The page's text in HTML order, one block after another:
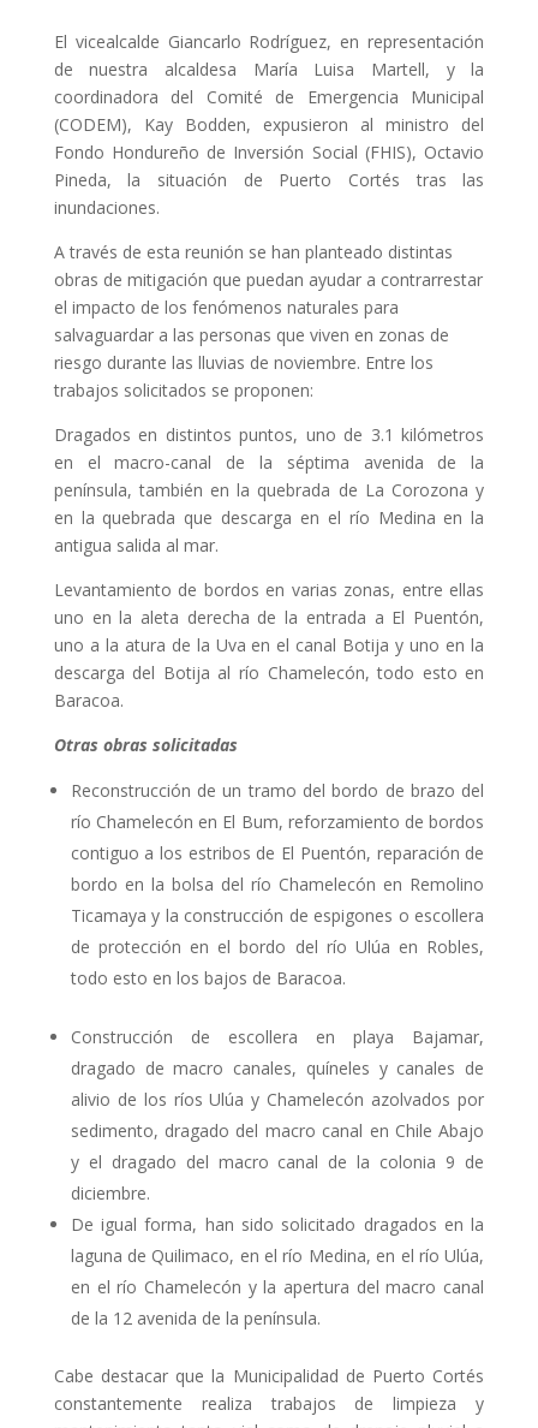
El vicealcalde Giancarlo Rodríguez, en representación
de nuestra alcaldesa María Luisa Martell, y la
coordinadora del Comité de Emergencia Municipal
(CODEM), Kay Bodden, expusieron al ministro del
Fondo Hondureño de Inversión Social (FHIS), Octavio
Pineda, la situación de Puerto Cortés tras las
inundaciones.
A través de esta reunión se han planteado distintas
obras de mitigación que puedan ayudar a contrarrestar
el impacto de los fenómenos naturales para
salvaguardar a las personas que viven en zonas de
riesgo durante las lluvias de noviembre. Entre los
trabajos solicitados se proponen:
Dragados en distintos puntos, uno de 3.1 kilómetros
en el macro-canal de la séptima avenida de la
península, también en la quebrada de La Corozona y
en la quebrada que descarga en el río Medina en la
antigua salida al mar.
Levantamiento de bordos en varias zonas, entre ellas
uno en la aleta derecha de la entrada a El Puentón,
uno a la atura de la Uva en el canal Botija y uno en la
descarga del Botija al río Chamelecón, todo esto en
Baracoa.
Otras obras solicitadas
Reconstrucción de un tramo del bordo de brazo del
río Chamelecón en El Bum, reforzamiento de bordos
contiguo a los estribos de El Puentón, reparación de
bordo en la bolsa del río Chamelecón en Remolino
Ticamaya y la construcción de espigones o escollera
de protección en el bordo del río Ulúa en Robles,
todo esto en los bajos de Baracoa.
Construcción de escollera en playa Bajamar,
dragado de macro canales, quíneles y canales de
alivio de los ríos Ulúa y Chamelecón azolvados por
sedimento, dragado del macro canal en Chile Abajo
y el dragado del macro canal de la colonia 9 de
diciembre.
De igual forma, han sido solicitado dragados en la
laguna de Quilimaco, en el río Medina, en el río Ulúa,
en el río Chamelecón y la apertura del macro canal
de la 12 avenida de la península.
Cabe destacar que la Municipalidad de Puerto Cortés
constantemente realiza trabajos de limpieza y